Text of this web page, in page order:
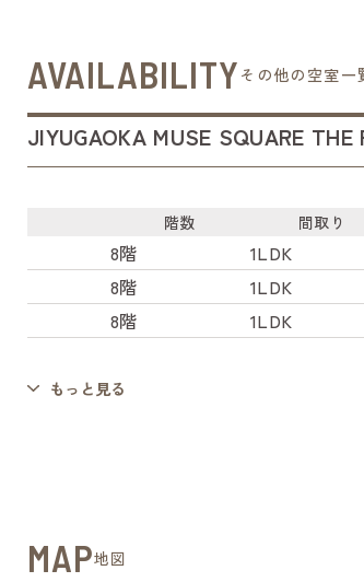
AVAILABILITY その他の空室一
JIYUGAOKA MUSE SQUARE THE
階数 間取り
8階 1LDK
8階 1LDK
8階 1LDK
もっと見る
MAP地図